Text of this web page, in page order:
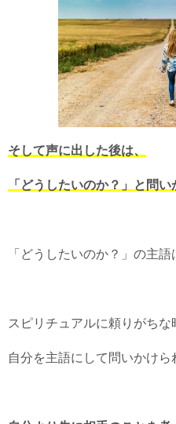
そして声に出した後は、
「どうしたいのか？」と問い
「どうしたいのか？」の主語
スピリチュアルに頼りがちな
自分を主語にして問いかけら